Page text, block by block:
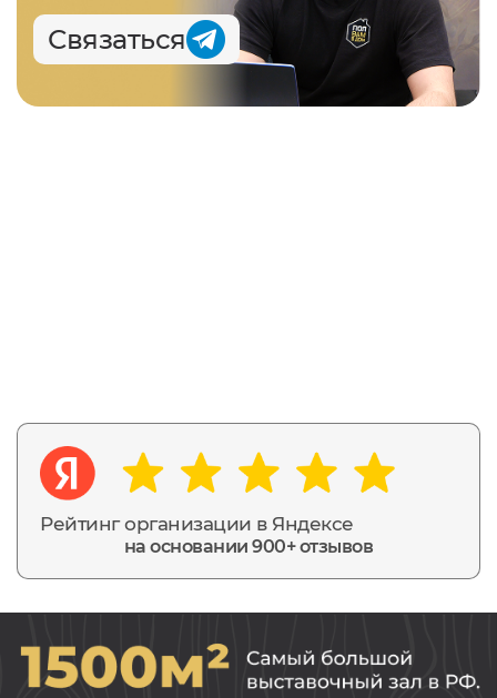
Рейтинг организации в Яндексе
на основании 900+ отзывов
Связаться